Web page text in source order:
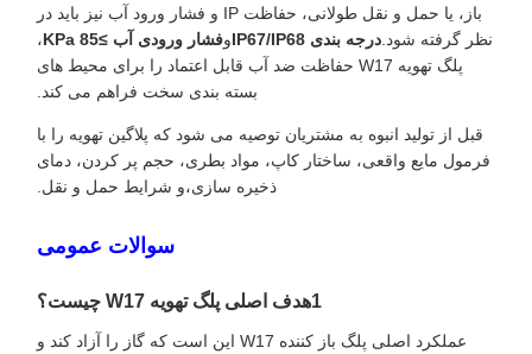
باز، یا حمل و نقل طولانی، حفاظت IP و فشار ورود آب نیز باید در
نظر گرفته شود.درجه بندی IP67/IP68 وفشار ورودی آب ≥85 KPa
،
پلگ تهویه W17 حفاظت ضد آب قابل اعتماد را برای محیط های
بسته بندی سخت فراهم می کند.
قبل از تولید انبوه به مشتریان توصیه می شود که پلاگین تهویه را با
فرمول مایع واقعی، ساختار کاپ، مواد بطری، حجم پر کردن، دمای
ذخیره سازی،و شرایط حمل و نقل.
سوالات عمومی
1هدف اصلی پلگ تهویه W17 چیست؟
عملکرد اصلی پلگ باز کننده W17 این است که گاز را آزاد کند و